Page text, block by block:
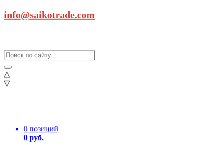
info@saikotrade.com
△
▽
0 позиций
0 руб.